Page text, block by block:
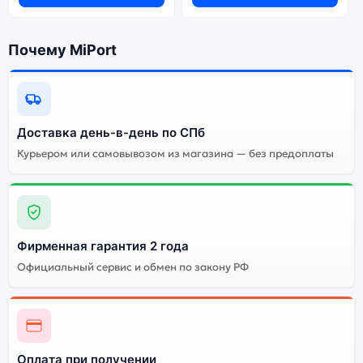
Энергоемкий
аккумулятор
Огромный выбор
сборки
Существует не оригинальная и оригинальная версия
(Синий). Мы рекомендуем выбирать оригинальной
версию — она полностью адаптирована и
поддерживает все сервисы. Не оригинальная версия
может стоить дешевле, но корректная работа
Почему MiPort
Доставка день-в-день по СПб
Курьером или самовывозом из магазина — без предоплаты
Фирменная гарантия 2 года
Официальный сервис и обмен по закону РФ
Оплата при получении